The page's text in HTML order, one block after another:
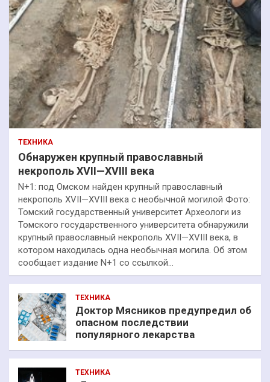
ТЕХНИКА
Обнаружен крупный православный
некрополь XVII—XVIII века
N+1: под Омском найден крупный православный
некрополь XVII—XVIII века с необычной могилой Фото:
Томский государственный университет Археологи из
Томского государственного университета обнаружили
крупный православный некрополь XVII—XVIII века, в
котором находилась одна необычная могила. Об этом
сообщает издание N+1 со ссылкой…
ТЕХНИКА
Доктор Мясников предупредил об
опасном последствии
популярного лекарства
ТЕХНИКА